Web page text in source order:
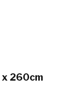
260cm